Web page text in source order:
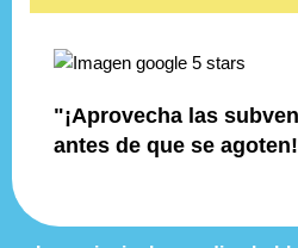
"¡Aprovecha las
antes de que se